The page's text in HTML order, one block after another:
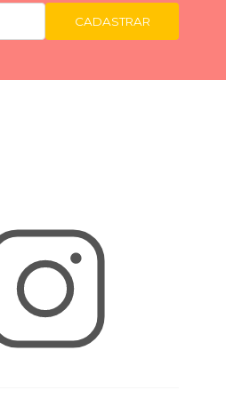
CADASTRAR